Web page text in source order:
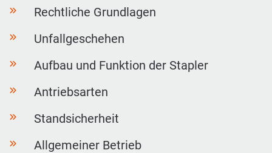
Rechtliche Grundlagen
Unfallgeschehen
Aufbau und Funktion der Stapler
Antriebsarten
Standsicherheit
Allgemeiner Betrieb